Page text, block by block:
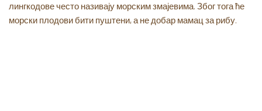
лингкодове често називају морским змајевима. Због тога ће
морски плодови бити пуштени, а не добар мамац за рибу.